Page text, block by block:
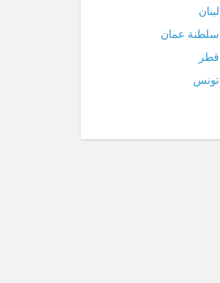
لبنان
سلطنة عمان
قطر
تونس